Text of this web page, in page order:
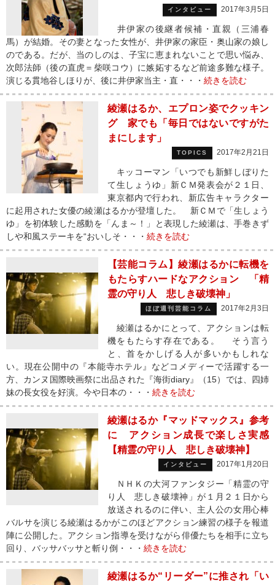
インタビュー 2017年3月5日
井伊家の後継者候補・直親（三浦春
馬）が結婚。その妻となった女性が、井伊家の家臣・奥山家の娘し
のである。だが、当のしのは、子宝に恵まれないことで思い悩み、
次郎法師（後の直虎＝柴咲コウ）に嫉妬するなど前途多難な様子。
演じる貫地谷しほりが、後に井伊家当主・直・・・ 続きを読む
綾瀬はるか、エプロン姿でクッキン
グ 家でも「毎日ではないですがた
まにします」
TOPICS 2017年2月21日
キッコーマン「いつでも新鮮しぼりた
て生しょうゆ」新ＣＭ発表会が２１日、
東京都内で行われ、新広告キャラクター
に起用された女優の綾瀬はるかが登壇した。 新ＣＭで「生しょう
ゆ」を初体験した感動を「んま～！」と表現した綾瀬は、手巻きず
しや和風ステーキを“おいしそ・・・ 続きを読む
【芸能コラム】綾瀬はるかに転機を
もたらすハードなアクション 「精
霊の守り人 悲しき破壊神」
ほぼ週刊芸能コラム 2017年2月3日
綾瀬はるかにとって、アクションは転
機をもたらす存在である。 そう言う
と、首をかしげる人が多いかもしれな
い。現在公開中の『本能寺ホテル』などコメディーで活躍する一
方、カンヌ国際映画祭に出品された『海街diary』（15）では、四姉
妹の長女役を好演。今や日本の・・・ 続きを読む
綾瀬はるか『マッドマックス』参考
に アクション成長で楽しさ実感
【精霊の守り人 悲しき破壊神】
インタビュー 2017年1月20日
ＮＨＫの大河ファンタジー「精霊の守
り人 悲しき破壊神」が１月２１日から
放送されるのに伴い、主人公の女用心棒
バルサを演じる綾瀬はるかがこのほどアクション練習の様子を報道
陣に公開した。アクション指導を受けながら俳優たちを相手に立ち
回り、バッサバッサと斬り倒・・・ 続きを読む
綾瀬はるか“リーダー”に推され「い